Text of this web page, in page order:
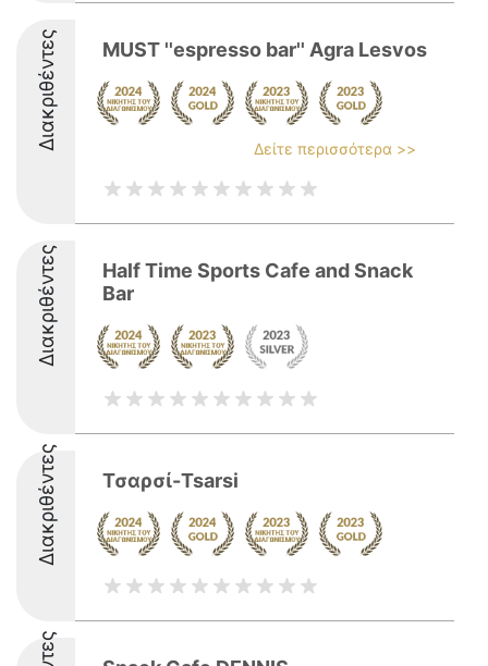
Διακριθέντες MUST ''espresso bar'' Agra Lesvos
Δείτε περισσότερα >>
Διακριθέντες
Half Time Sports Cafe and Snack
Bar
Διακριθέντες Τσαρσί-Tsarsi